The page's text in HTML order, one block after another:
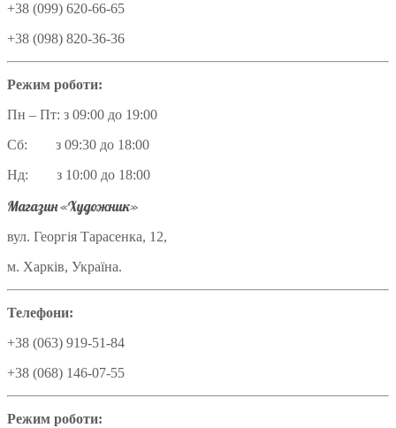
+38 (099) 620-66-65
+38 (098) 820-36-36
Режим роботи:
Пн – Пт: з 09:00 до 19:00
Сб: з 09:30 до 18:00
Нд: з 10:00 до 18:00
Магазин «Художник»
вул. Георгія Тарасенка, 12,
м. Харків, Україна.
Телефони:
+38 (063) 919-51-84
+38 (068) 146-07-55
Режим роботи: